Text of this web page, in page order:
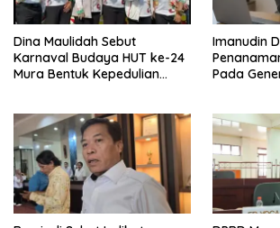
Dina Maulidah Sebut
Karnaval Budaya HUT ke-24
Mura Bentuk Kepedulian
Imanudin
Pada